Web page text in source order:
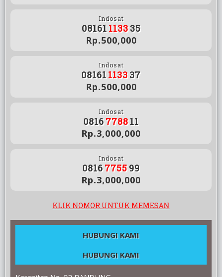
Indosat
08161 113335
Rp.500,000
Indosat
08161 113337
Rp.500,000
Indosat
0816778811
Rp.3,000,000
Indosat
0816775599
Rp.3,000,000
KLIK NOMOR UNTUK MEMESAN
HUBUNGI KAMI
HUBUNGI KAMI